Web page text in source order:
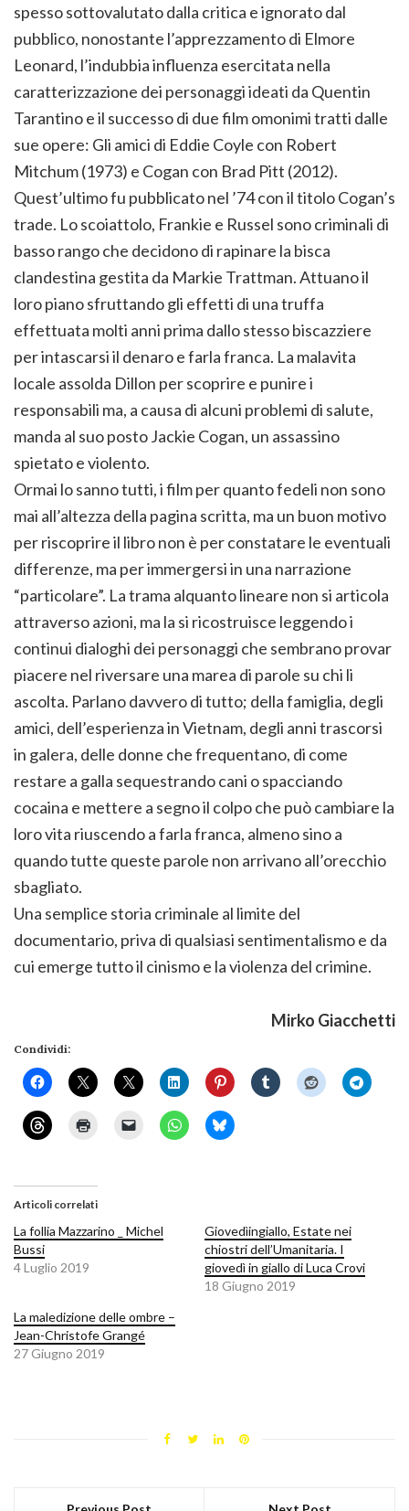
spesso sottovalutato dalla critica e ignorato dal
pubblico, nonostante l’apprezzamento di Elmore
Leonard, l’indubbia influenza esercitata nella
caratterizzazione dei personaggi ideati da Quentin
Tarantino e il successo di due film omonimi tratti dalle
sue opere: Gli amici di Eddie Coyle con Robert
Mitchum (1973) e Cogan con Brad Pitt (2012).
Quest’ultimo fu pubblicato nel ’74 con il titolo Cogan’s
trade. Lo scoiattolo, Frankie e Russel sono criminali di
basso rango che decidono di rapinare la bisca
clandestina gestita da Markie Trattman. Attuano il
loro piano sfruttando gli effetti di una truffa
effettuata molti anni prima dallo stesso biscazziere
per intascarsi il denaro e farla franca. La malavita
locale assolda Dillon per scoprire e punire i
responsabili ma, a causa di alcuni problemi di salute,
manda al suo posto Jackie Cogan, un assassino
spietato e violento.
Ormai lo sanno tutti, i film per quanto fedeli non sono
mai all’altezza della pagina scritta, ma un buon motivo
per riscoprire il libro non è per constatare le eventuali
differenze, ma per immergersi in una narrazione
“particolare”. La trama alquanto lineare non si articola
attraverso azioni, ma la si ricostruisce leggendo i
continui dialoghi dei personaggi che sembrano provar
piacere nel riversare una marea di parole su chi li
ascolta. Parlano davvero di tutto; della famiglia, degli
amici, dell’esperienza in Vietnam, degli anni trascorsi
in galera, delle donne che frequentano, di come
restare a galla sequestrando cani o spacciando
cocaina e mettere a segno il colpo che può cambiare la
loro vita riuscendo a farla franca, almeno sino a
quando tutte queste parole non arrivano all’orecchio
sbagliato.
Una semplice storia criminale al limite del
documentario, priva di qualsiasi sentimentalismo e da
cui emerge tutto il cinismo e la violenza del crimine.
Mirko Giacchetti
Condividi:
Articoli correlati
La follia Mazzarino _ Michel
Bussi
4 Luglio 2019
Giovedìingiallo, Estate nei
chiostri dell’Umanitaria. I
giovedì in giallo di Luca Crovi
18 Giugno 2019
La maledizione delle ombre –
Jean-Christofe Grangé
27 Giugno 2019